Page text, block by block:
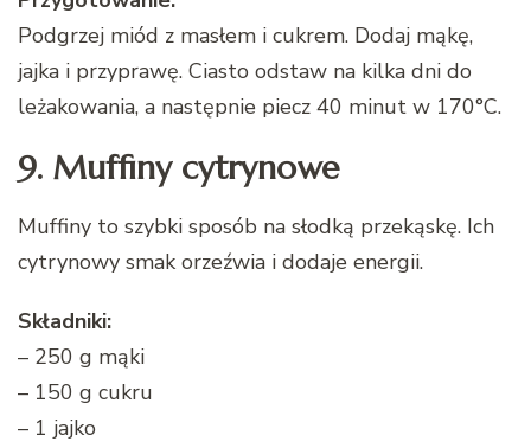
Podgrzej miód z masłem i cukrem. Dodaj mąkę,
jajka i przyprawę. Ciasto odstaw na kilka dni do
leżakowania, a następnie piecz 40 minut w 170°C.
9. Muffiny cytrynowe
Muffiny to szybki sposób na słodką przekąskę. Ich
cytrynowy smak orzeźwia i dodaje energii.
Składniki:
– 250 g mąki
– 150 g cukru
– 1 jajko